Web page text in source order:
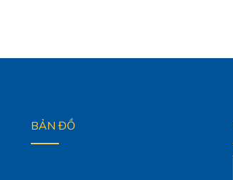
BẢN ĐỒ